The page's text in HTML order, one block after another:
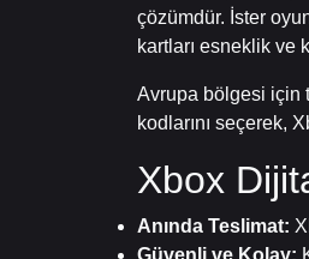
çözümdür. İster
kartları esneklik ve
Avrupa bölgesi için
kodlarını seçerek,
Xbox
Anında Teslimat:
Güvenli ve Kolay: